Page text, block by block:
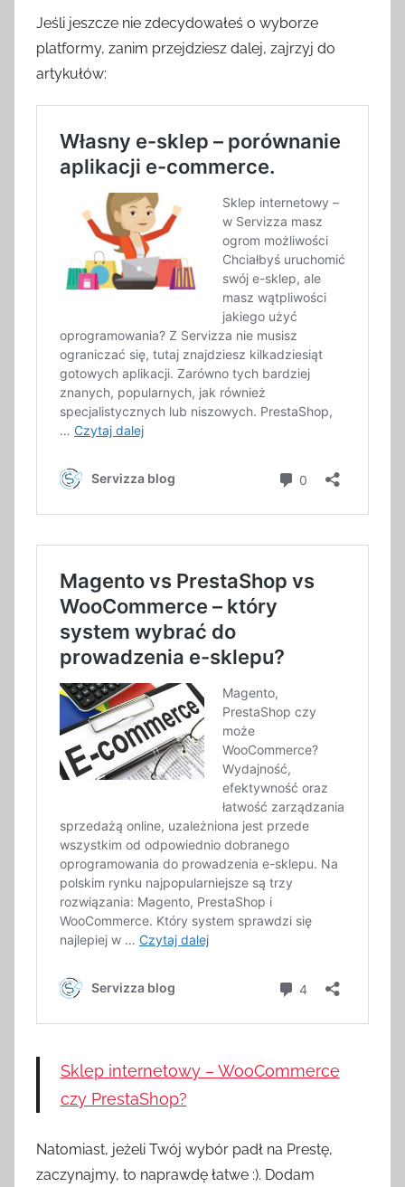
Jeśli jeszcze nie zdecydowałeś o wyborze
platformy, zanim przejdziesz dalej, zajrzyj do
artykułów:
Sklep internetowy – WooCommerce
czy PrestaShop?
Natomiast, jeżeli Twój wybór padł na Prestę,
zaczynajmy, to naprawdę łatwe :). Dodam